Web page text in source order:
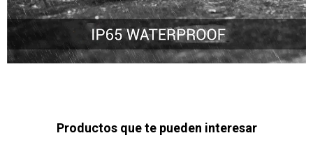
Productos que te pueden interesar